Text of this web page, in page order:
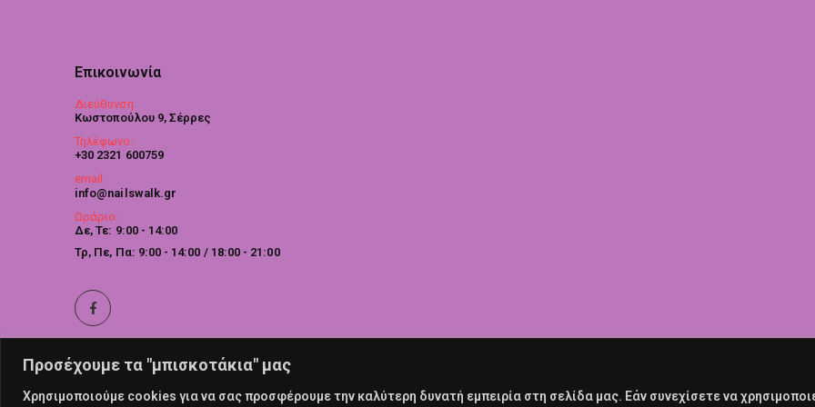
Προσέχουμε τα "μπισκοτάκια" μας
Χρησιμοποιούμε cookies για να σας προσφέρουμε την καλύτερη δυνατή εμπειρία στη σελίδα μας. Εάν συνεχίσετε να
Επικοινωνία
Διεύθυνση:
Κωστοπούλου 9, Σέρρες
Τηλέφωνο:
+30 2321 600759
email:
info@nailswalk.gr
Ωράριο:
Δε, Τε: 9:00 - 14:00
Τρ, Πε, Πα: 9:00 - 14:00 / 18:00 - 21:00